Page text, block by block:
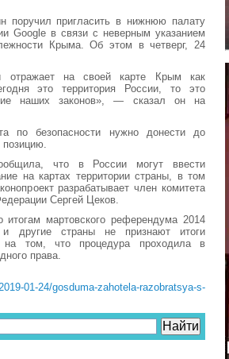
поручил пригласить в нижнюю палату
Google в связи с неверным указанием
Крыма. Об этом в четверг, 24
отражает на своей карте Крым как
это территория России, то это
наших законов», — сказал он на
по безопасности нужно донести до
позицию.
что в России могут ввести
на картах территории страны, в том
разрабатывает член комитета
Сергей Цеков.
мартовского референдума 2014
другие страны не признают итоги
на том, что процедура проходила в
права.
01-24/gosduma-zahotela-razobratsya-s-